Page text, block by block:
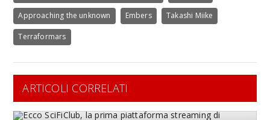
Approaching the unknown Embers Takashi Miike
Terraformars
ARTICOLI CORRELATI